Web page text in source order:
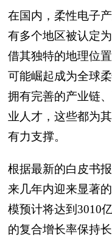
在国内，柔性电子
有多个地区被认定
借其独特的地理位
可能崛起成为全球
拥有完善的产业链
业人才，这些都为
有力支撑。
根据最新的白皮书
来几年内迎来显著
模预计将达到3010
的复合增长率保持